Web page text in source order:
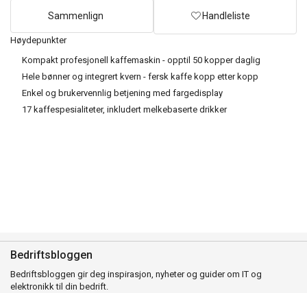
Høydepunkter
Kompakt profesjonell kaffemaskin - opptil 50 kopper daglig
Hele bønner og integrert kvern - fersk kaffe kopp etter kopp
Enkel og brukervennlig betjening med fargedisplay
17 kaffespesialiteter, inkludert melkebaserte drikker
Sammenlign Handleliste
Bedriftsbloggen
Bedriftsbloggen gir deg inspirasjon, nyheter og guider om IT og
elektronikk til din bedrift.